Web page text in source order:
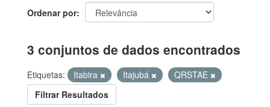
Ordenar por
3 conjuntos de dados encontrados
Etiquetas: Itabira Itajubá
QRSTAE
Filtrar Resultados